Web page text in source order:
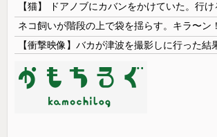
【衝撃映像】バカが津波を撮影しに行った結